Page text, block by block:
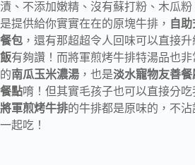
漬、不添加嫩精、沒有蘇打粉、木瓜粉
是提供給你實實在在的原塊牛排， 自
餐包 ，還有那超超令人回味可以直接
飯有夠讚！而將軍煎烤牛排特湯品也
的南瓜玉米濃湯 ，也是淡水寵物友善餐
餐點唷！但其實毛孩子也可以直接分
將軍煎烤牛排的牛排都是原味的，不
一起吃！